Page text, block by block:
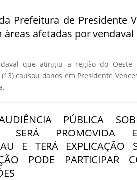
Prefeitura de Presidente
áreas afetadas por vendaval
que atingiu a região do Oeste
causou danos em Presidente
PÚBLICA
SERÁ PROMOVIDA
E TERÁ EXPLICAÇÃO
PODE PARTICIPAR